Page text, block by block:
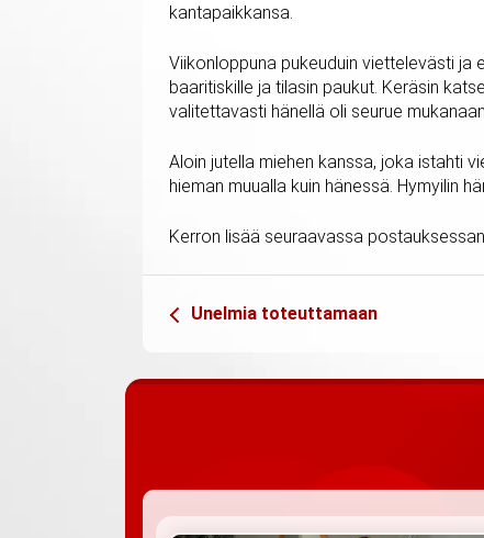
kantapaikkansa.
Viikonloppuna pukeuduin viettelevästi ja
baaritiskille ja tilasin paukut. Keräsin
valitettavasti hänellä oli seurue mukanaan.
Aloin jutella miehen kanssa, joka istahti
hieman muualla kuin hänessä. Hymyilin
Kerron lisää seuraavassa
Unelmia toteuttamaan